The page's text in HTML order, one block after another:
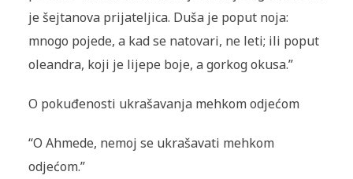
je šejtanova prijateljica. Duša je poput noja:
mnogo pojede, a kad se natovari, ne leti; ili poput
oleandra, koji je lijepe boje, a gorkog okusa.”
O pokuđenosti ukrašavanja mehkom odjećom
“O Ahmede, nemoj se ukrašavati mehkom
odjećom.”